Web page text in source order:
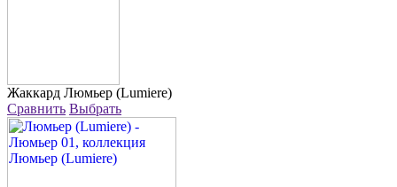
Жаккард Люмьер (Lumiere)
Сравнить Выбрать